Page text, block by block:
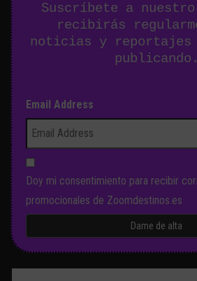
Suscríbete a
recibirás
noticias y reportajes
publicando.
Email Address
Doy mi consentimiento para recibir
promocionales de Zoomdestinos.es